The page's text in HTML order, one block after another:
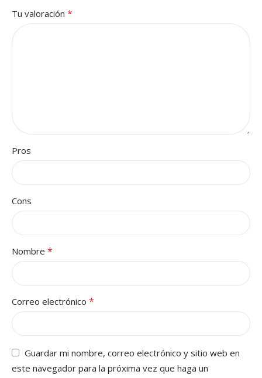
Tu valoración *
Pros
Cons
Nombre *
Correo electrónico *
Guardar mi nombre, correo electrónico y sitio web en
este navegador para la próxima vez que haga un